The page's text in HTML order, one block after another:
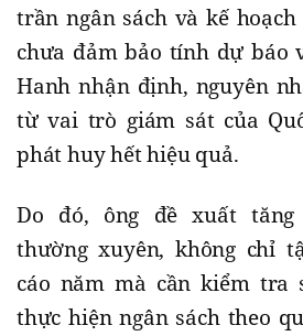
trần ngân sách và kế
chưa đảm bảo tính dự báo
Hanh nhận định, nguyên
từ vai trò giám sát của
phát huy hết hiệu quả.
Do đó, ông đề xuất tăng
thường xuyên, không chỉ
cáo năm mà cần kiểm tra
thực hiện ngân sách theo